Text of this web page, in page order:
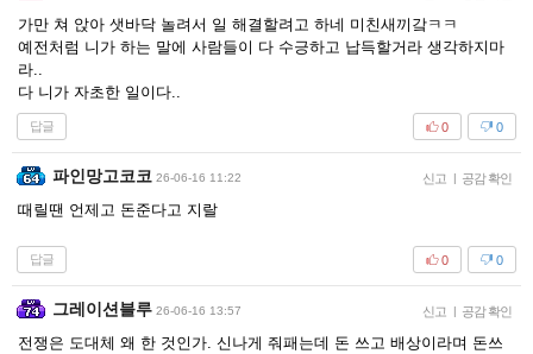
가만 쳐 앉아 샛바닥 놀려서 일 해결할려고 하네 미친새끼갘ㅋㅋ
예전처럼 니가 하는 말에 사람들이 다 수긍하고 납득할거라 생각하지마
라..
다 니가 자초한 일이다..
답글 0
0
파인망고코코 26-06-16 11:22 신고 | 공감 확인
때릴땐 언제고 돈준다고 지랄
답글 0
0
그레이션블루 26-06-16 13:57 신고 | 공감 확인
전쟁은 도대체 왜 한 것인가. 신나게 줘패는데 돈 쓰고 배상이라며 돈쓰